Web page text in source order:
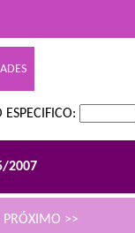
ESPECIFICO:
2007
PRÓXIMO >>